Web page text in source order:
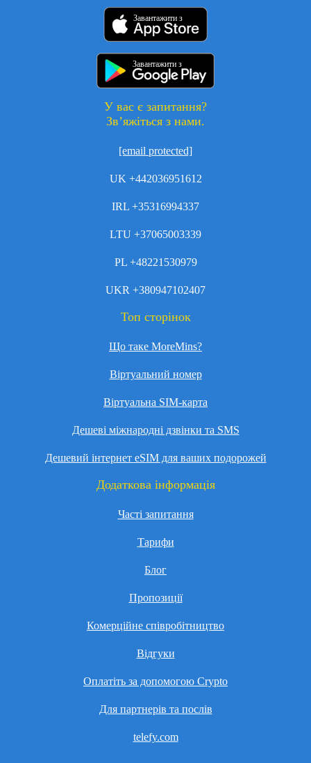
Завантажити з
Завантажити з
У вас є запитання?
Зв’яжіться з нами.
[email protected]
UK +442036951612
IRL +35316994337
LTU +37065003339
PL +48221530979
UKR +380947102407
Топ сторінок
Що таке MoreMins?
Віртуальний номер
Віртуальна SIM-карта
Дешеві міжнародні дзвінки та SMS
Дешевий інтернет eSIM для ваших подорожей
Додаткова інформація
Часті запитання
Тарифи
Блог
Пропозиції
Комерційне співробітництво
Відгуки
Оплатіть за допомогою Crypto
Для партнерів та послів
telefy.com